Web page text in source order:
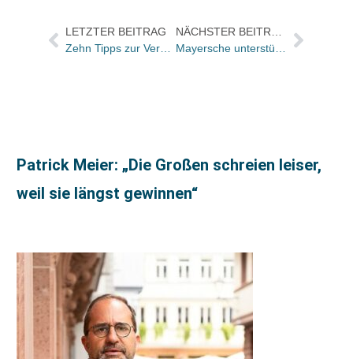
LETZTER BEITRAG
Zehn Tipps zur Verbesserung der Liquidität
Patrick Meier: „Die Großen schreien leiser,
weil sie längst gewinnen“